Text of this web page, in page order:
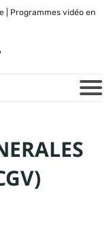
| Programmes vidéo en